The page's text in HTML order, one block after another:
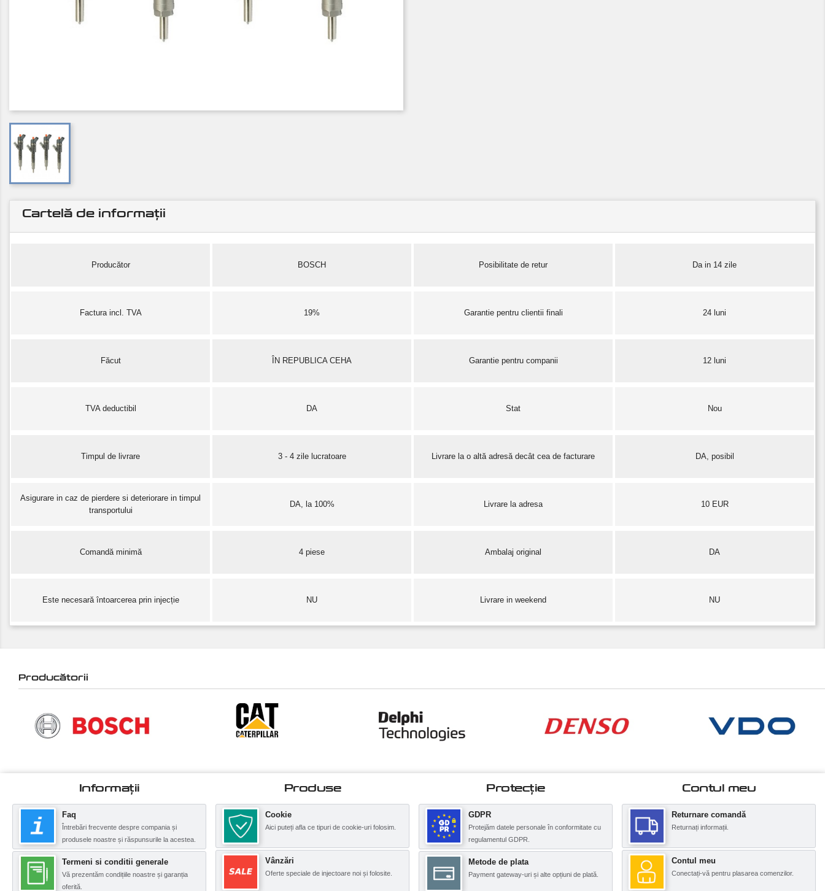
Cartelă de informații
Producător BOSCH Posibilitate de retur Da in 14 zile
Factura incl. TVA 19% Garantie pentru clientii finali 24 luni
Făcut ÎN REPUBLICA CEHA Garantie pentru companii 12 luni
TVA deductibil DA Stat Nou
Timpul de livrare 3 - 4 zile lucratoare Livrare la o altă adresă decât cea de facturare DA, posibil
Asigurare in caz de pierdere si deteriorare in timpul
transportului
DA, la 100% Livrare la adresa 10 EUR
Comandă minimă 4 piese Ambalaj original DA
Este necesară întoarcerea prin injecție NU Livrare in weekend NU
Producătorii
Informații
Faq
Întrebări frecvente despre compania și
produsele noastre și răspunsurile la acestea.
Termeni si conditii generale
Vă prezentăm condițiile noastre și garanția
oferită.
Produse
Cookie
Aici puteți afla ce tipuri de cookie-uri folosim.
Vânzări
Oferte speciale de injectoare noi și folosite.
Protecţie
GDPR
Protejăm datele personale în conformitate cu
regulamentul GDPR.
Metode de plata
Payment gateway-uri și alte opțiuni de plată.
Contul meu
Returnare comandă
Returnați informații.
Contul meu
Conectați-vă pentru plasarea comenzilor.